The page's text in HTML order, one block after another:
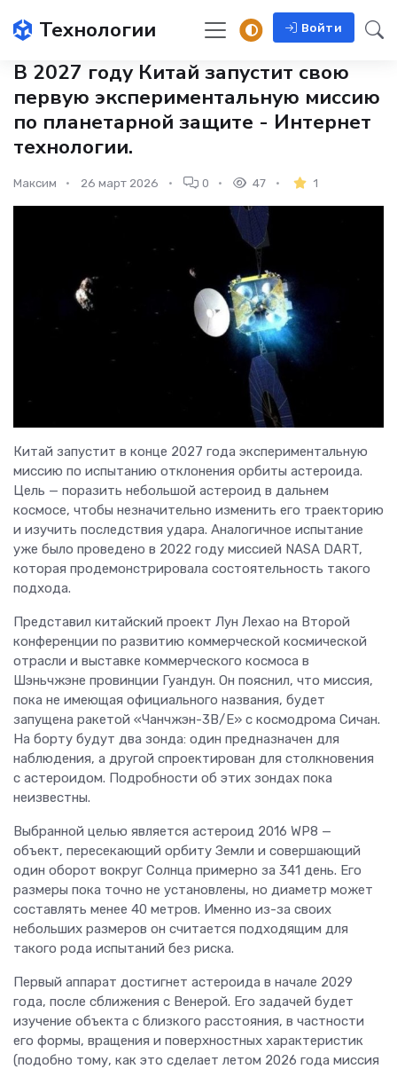
Технологии Войти
В 2027 году Китай запустит свою
первую экспериментальную миссию
по планетарной защите - Интернет
технологии.
Максим 26 март 2026 0 47 1
Китай запустит в конце 2027 года экспериментальную
миссию по испытанию отклонения орбиты астероида.
Цель — поразить небольшой астероид в дальнем
космосе, чтобы незначительно изменить его траекторию
и изучить последствия удара. Аналогичное испытание
уже было проведено в 2022 году миссией NASA DART,
которая продемонстрировала состоятельность такого
подхода.
Представил китайский проект Лун Лехао на Второй
конференции по развитию коммерческой космической
отрасли и выставке коммерческого космоса в
Шэньчжэне провинции Гуандун. Он пояснил, что миссия,
пока не имеющая официального названия, будет
запущена ракетой «Чанчжэн-3B/E» с космодрома Сичан.
На борту будут два зонда: один предназначен для
наблюдения, а другой спроектирован для столкновения
с астероидом. Подробности об этих зондах пока
неизвестны.
Выбранной целью является астероид 2016 WP8 —
объект, пересекающий орбиту Земли и совершающий
один оборот вокруг Солнца примерно за 341 день. Его
размеры пока точно не установлены, но диаметр может
составлять менее 40 метров. Именно из-за своих
небольших размеров он считается подходящим для
такого рода испытаний без риска.
Первый аппарат достигнет астероида в начале 2029
года, после сближения с Венерой. Его задачей будет
изучение объекта с близкого расстояния, в частности
его формы, вращения и поверхностных характеристик
(подобно тому, как это сделает летом 2026 года миссия